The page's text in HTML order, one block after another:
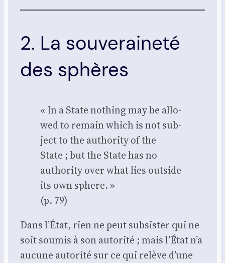
2. La souveraineté
des sphères
« In a State nothing may be allo­
wed to remain which is not sub­
ject to the autho­ri­ty of the
State ; but the State has no
autho­ri­ty over what lies out­side
its own sphere. »
(p. 79)
Dans l’État, rien ne peut sub­sis­ter qui ne
soit sou­mis à son auto­ri­té ; mais l’État n’a
aucune auto­ri­té sur ce qui relève d’une